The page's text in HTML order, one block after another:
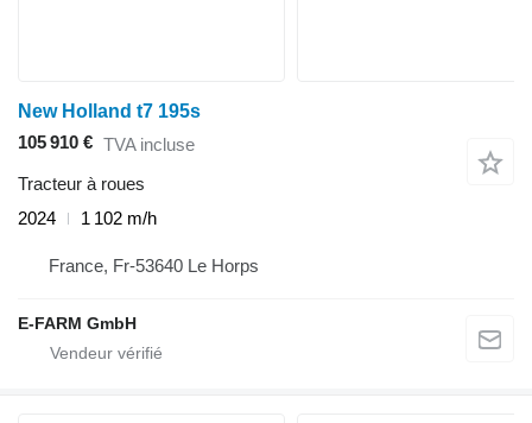
New Holland t7 195s
105 910 € TVA incluse
Tracteur à roues
2024
1 102 m/h
France, Fr-53640 Le Horps
E-FARM GmbH